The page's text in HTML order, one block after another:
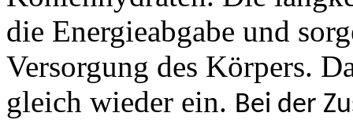
die Energieabgabe und
Versorgung des Körpers.
gleich wieder ein. Bei der